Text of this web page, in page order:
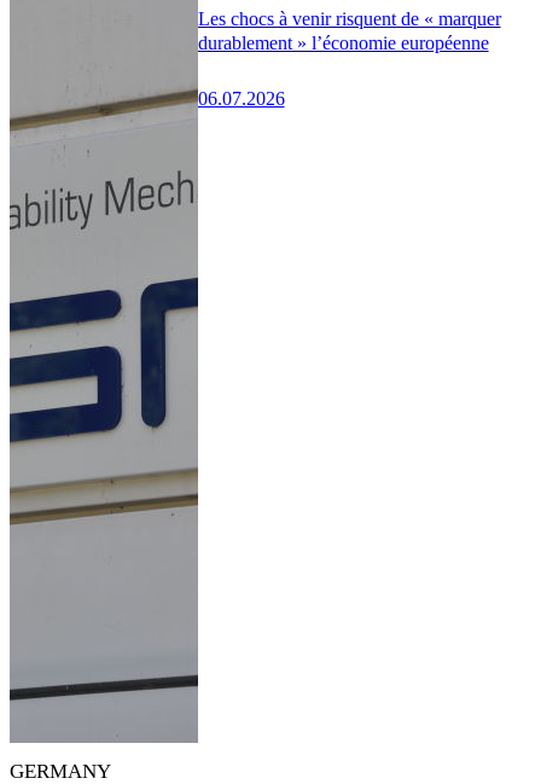
Les chocs à venir risquent de « marquer
durablement » l’économie européenne
06.07.2026
GERMANY